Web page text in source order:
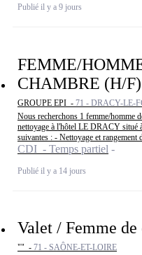
Publié il y a 9 jours
FEMME/
CHAMBRE (H/F)
GROUPE EPI - 71 - DRACY-LE-
Nous recherchons 1 femme/homme
nettoyage à l'hôtel LE DRACY situé
suivantes : - Nettoyage et rangement
CDI - Temps partiel
Publié il y a 14 jours
Valet / Femme
"" - 71 - SAÔNE-ET-LOIRE